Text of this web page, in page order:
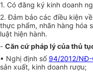
1. Có đăng ký kinh doanh
2. Đảm bảo các điều kiện
thực phẩm, nhãn hàng hóa
luật hiện hành.
- Căn cứ pháp lý của thủ
▪ Nghị định số 94/2012/NĐ-
sản xuất, kinh doanh rượu;